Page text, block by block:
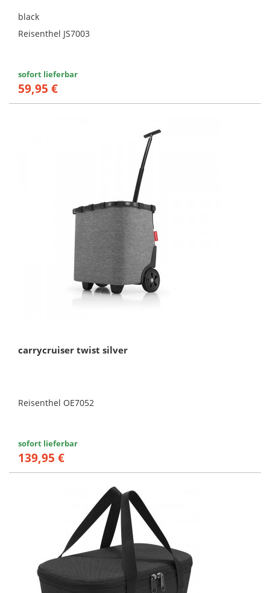
black
Reisenthel JS7003
sofort lieferbar
59,95 €
carrycruiser twist silver
Reisenthel OE7052
sofort lieferbar
139,95 €